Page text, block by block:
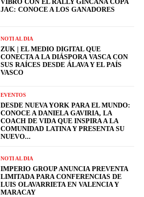
VIBRÓ CON EL RALLY GINCANA COPA
JAC: CONOCE A LOS GANADORES
NOTI AL DIA
ZUK | EL MEDIO DIGITAL QUE
CONECTA A LA DIÁSPORA VASCA CON
SUS RAÍCES DESDE ÁLAVA Y EL PAÍS
VASCO
EVENTOS
DESDE NUEVA YORK PARA EL MUNDO:
CONOCE A DANIELA GAVIRIA, LA
COACH DE VIDA QUE INSPIRA A LA
COMUNIDAD LATINA Y PRESENTA SU
NUEVO...
NOTI AL DIA
IMPERIO GROUP ANUNCIA PREVENTA
LIMITADA PARA CONFERENCIAS DE
LUIS OLAVARRIETA EN VALENCIA Y
MARACAY